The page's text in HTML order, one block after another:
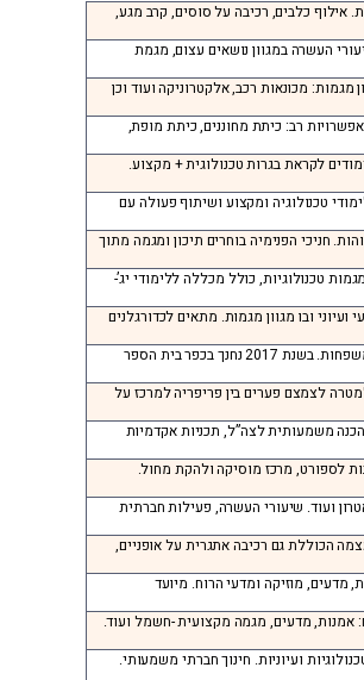
אילוף כלבים, רכיבה על סוסים, קרב מגע,
העשרה במגוון נושאים עצום, מגמת
מגמות: מכונאות רכב, אלקטרוניקה ועוד וכן
רב: כיתת מחוננים, כיתת מופת,
לקראת בגרות טכנולוגית + מקצוע.
טכנולוגיה ומקצוע ושיתוף פעולה עם
חניכי הפנימיה בוחרים תיכון ומגמה מתוך
טכנולוגיות, כולל מכללה ללימודי יג’-
ועיוני ובו מגוון מגמות. מתאים לכדורגלנים
פתח תקווה, כיתות: ז’ עד יב’, בכמה מילים: פנימייה ייחודית בה גרים החניכים במשפחתונים עם משפחות. בשנת 2017 נחנך בכפר בית הספר
לצמצם פערים בין פריפריה למרכז על
משמעותית לצה”ל, תכניות אקדמיות
לספורט, מרכז מוסיקה ולהקת מחול.
ועוד. שיעורי העשרה, פעילות חברתית
הכוללת גם רכיבה אתגרית על אופניים,
מדעים, מוזיקה ומדעי הרוח. מיועד
אמנות, מדעים, מגמה מקצועית -חשמל ועוד.
ועיוניות. חינוך חברתי משמעותי.